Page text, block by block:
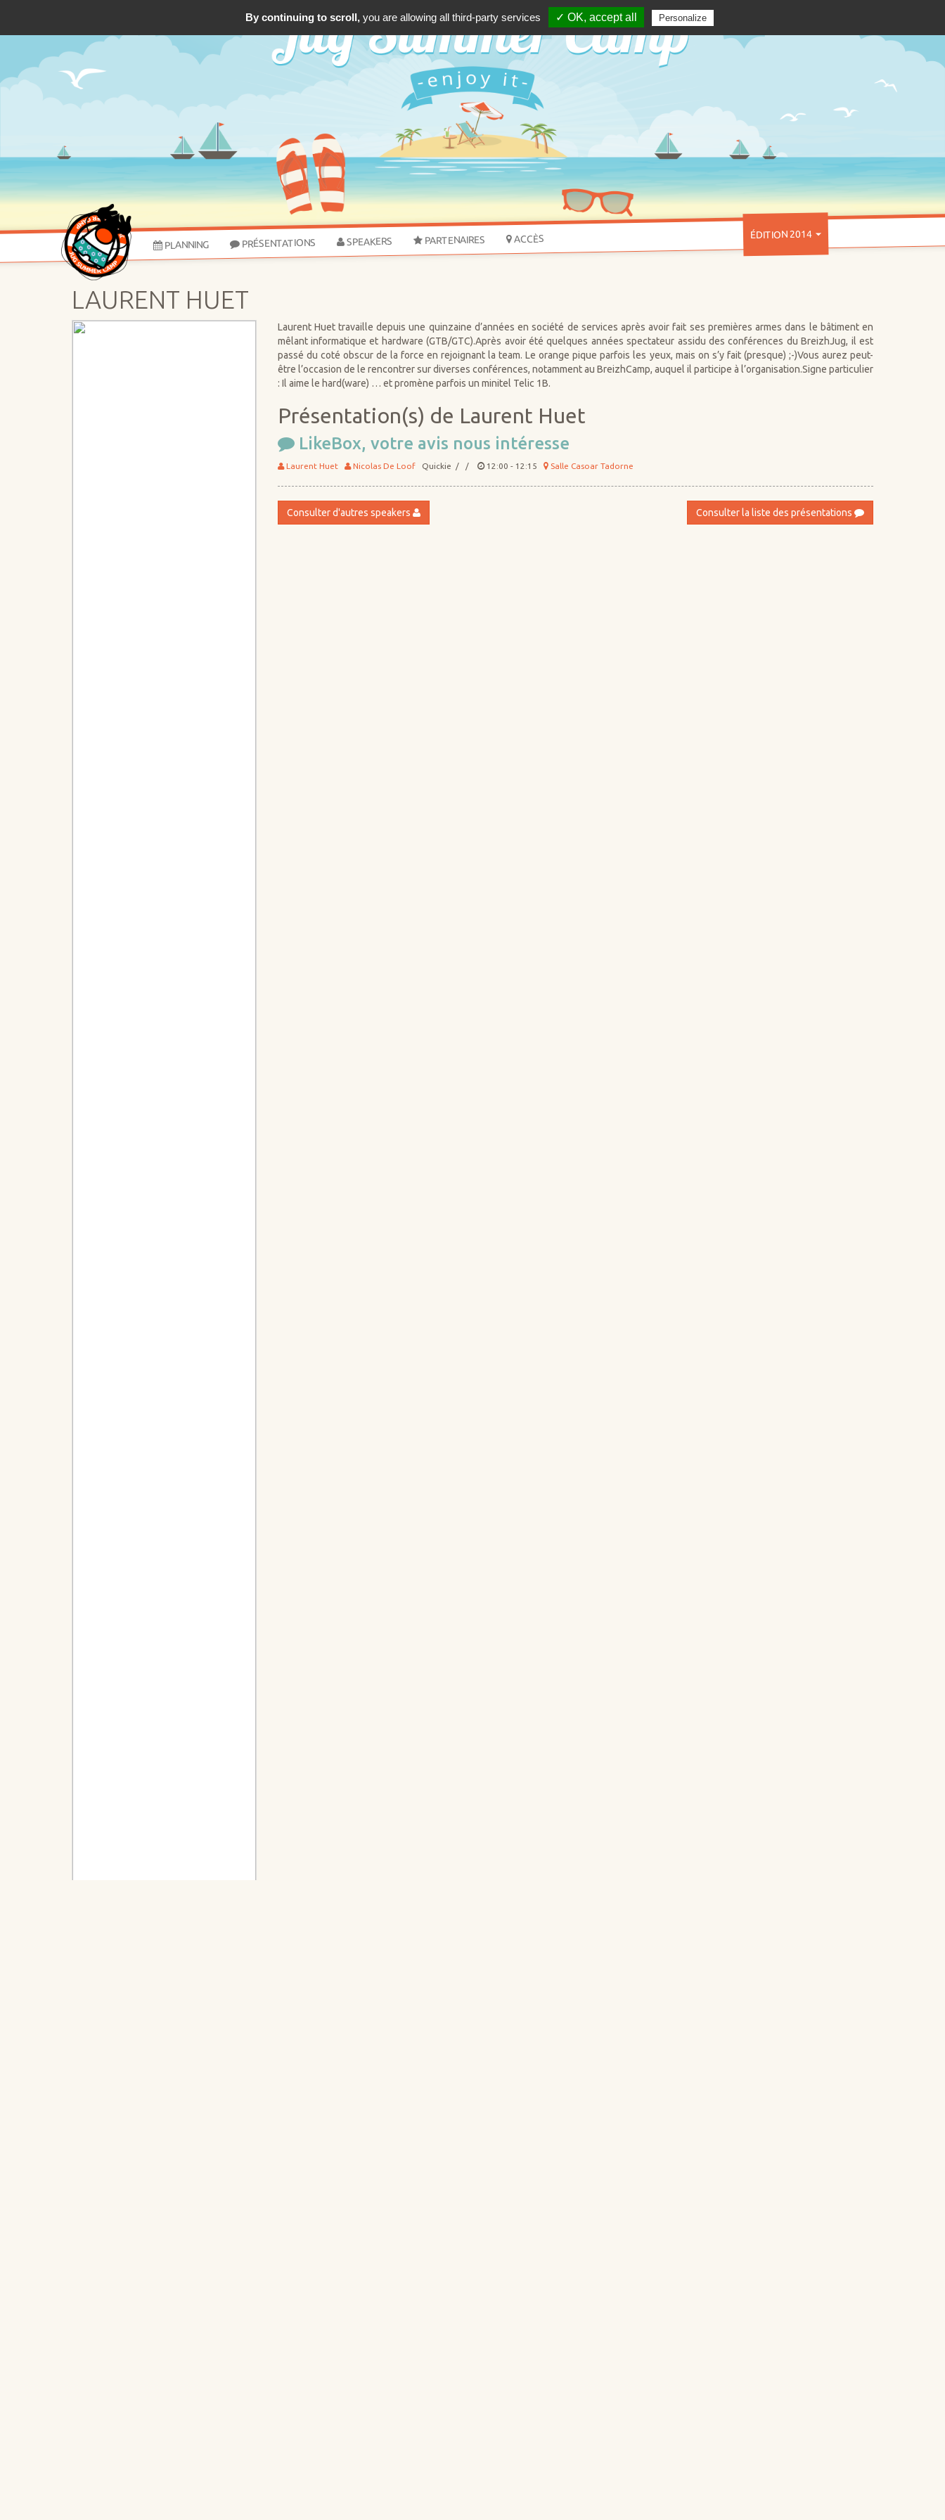
PLANNING PRÉSENTATIONS SPEAKERS PARTENAIRES ACCÈS ÉDITION 2014
LAURENT HUET
Laurent Huet travaille depuis une quinzaine d’années en société de services après avoir fait ses premières armes dans le bâtiment en
mêlant informatique et hardware (GTB/GTC).Après avoir été quelques années spectateur assidu des conférences du BreizhJug, il est
passé du coté obscur de la force en rejoignant la team. Le orange pique parfois les yeux, mais on s’y fait (presque) ;-)Vous aurez peut-
être l’occasion de le rencontrer sur diverses conférences, notamment au BreizhCamp, auquel il participe à l’organisation.Signe particulier
: Il aime le hard(ware) … et promène parfois un minitel Telic 1B.
Présentation(s) de Laurent Huet
LikeBox, votre avis nous intéresse
Laurent Huet Nicolas De Loof Quickie / / 12:00 - 12:15 Salle Casoar Tadorne
Consulter d'autres speakers Consulter la liste des présentations
By continuing to scroll, you are allowing all third-party services ✓ OK, accept all Personalize